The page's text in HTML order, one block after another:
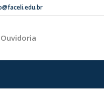
Ouvidoria